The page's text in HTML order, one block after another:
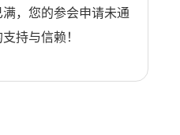
，您的参会申请未通
持与信赖！